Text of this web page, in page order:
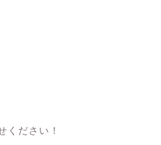
ください！